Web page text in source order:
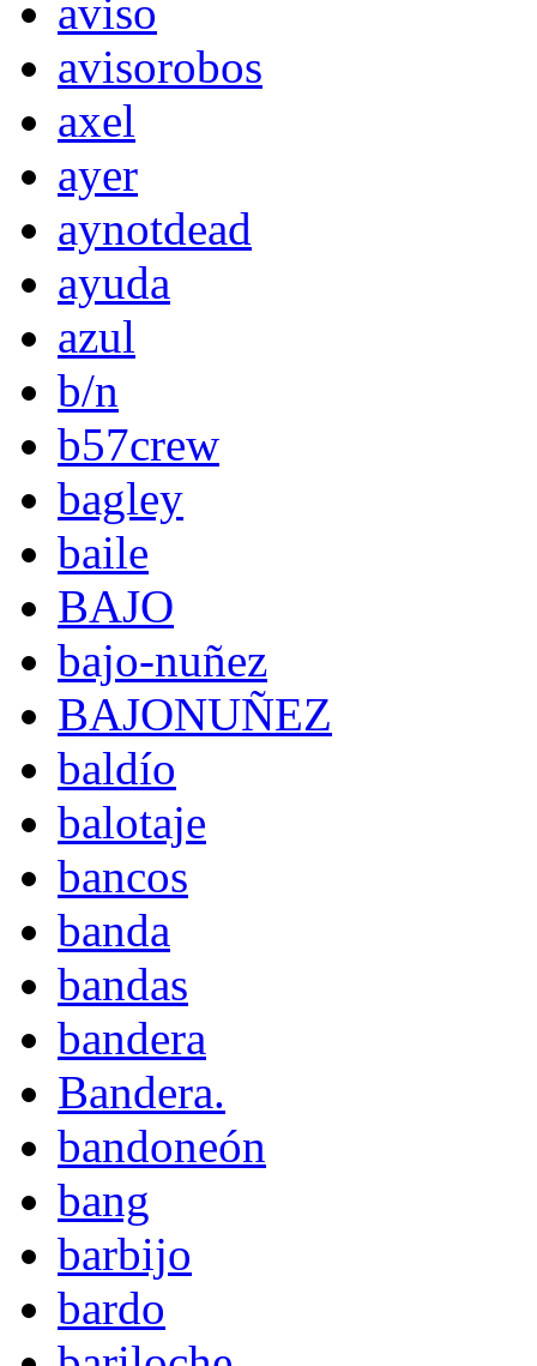
aviso
avisorobos
axel
ayer
aynotdead
ayuda
azul
b/n
b57crew
bagley
baile
BAJO
bajo-nuñez
BAJONUÑEZ
baldío
balotaje
bancos
banda
bandas
bandera
Bandera.
bandoneón
bang
barbijo
bardo